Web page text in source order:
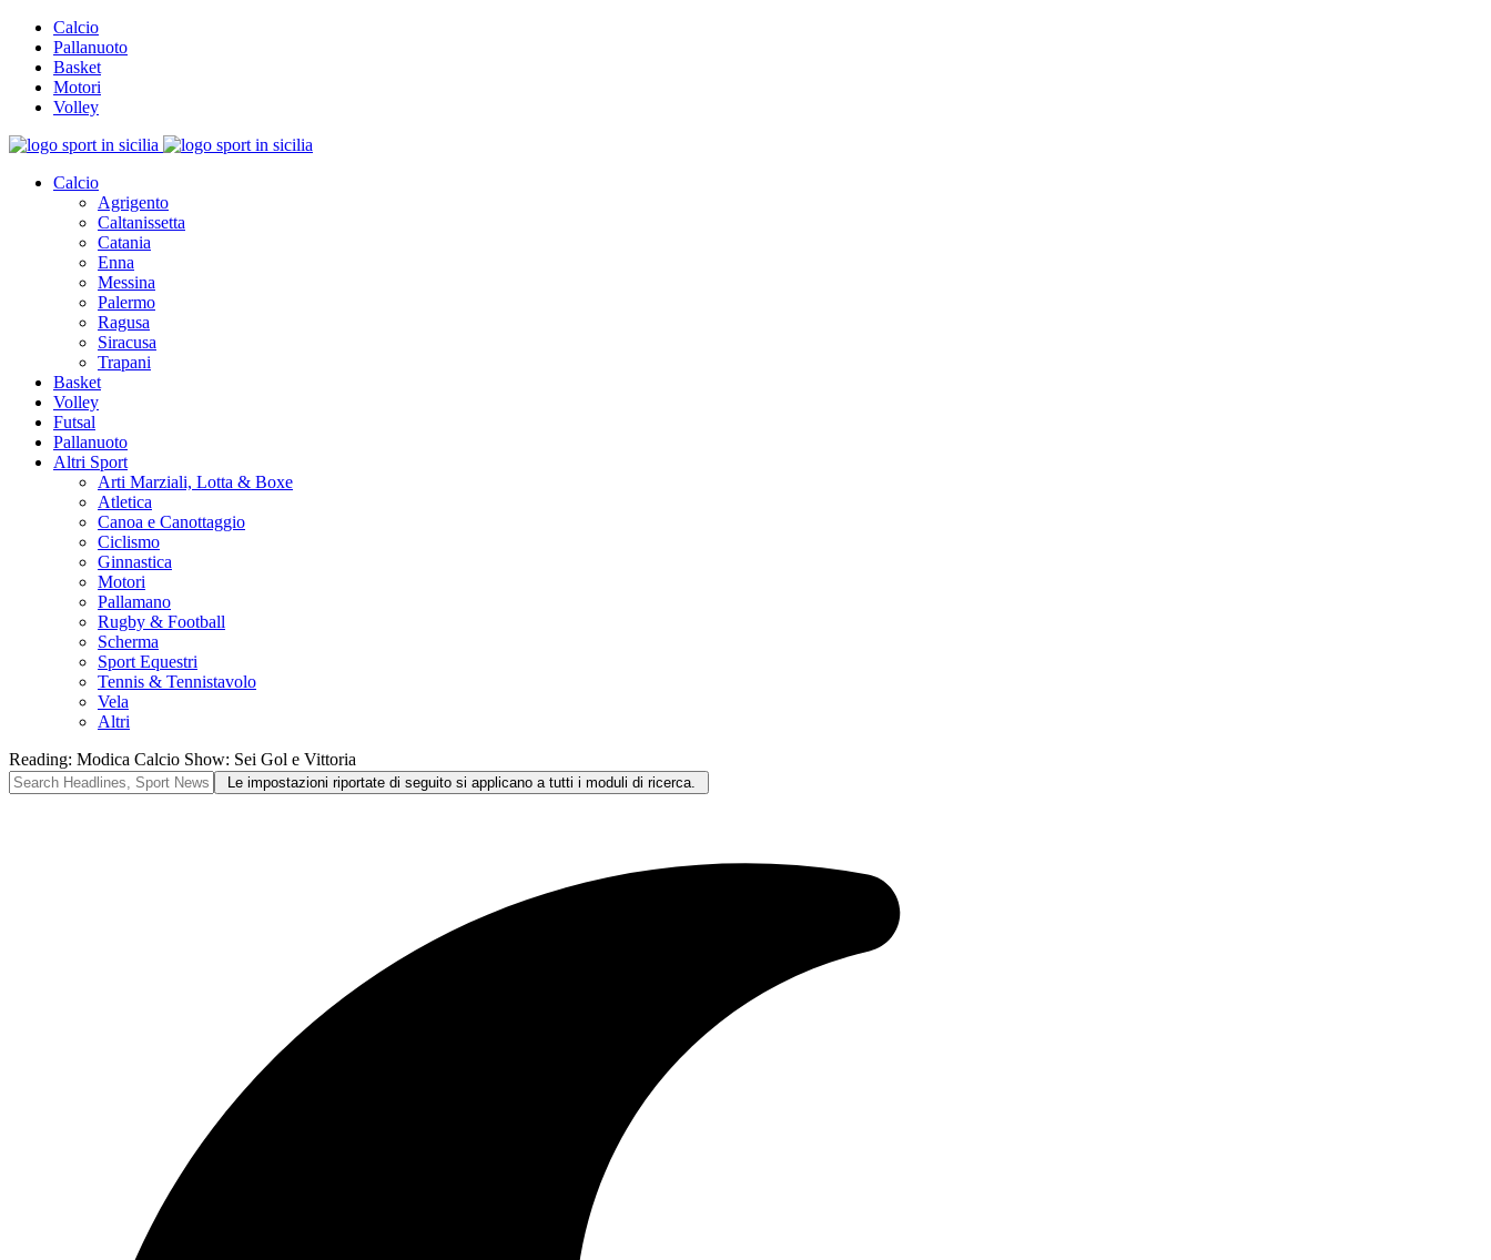
Calcio
Pallanuoto
Basket
Motori
Volley
Calcio
Agrigento
Caltanissetta
Catania
Enna
Messina
Palermo
Ragusa
Siracusa
Trapani
Basket
Volley
Futsal
Pallanuoto
Altri Sport
Arti Marziali, Lotta & Boxe
Atletica
Canoa e Canottaggio
Ciclismo
Ginnastica
Motori
Pallamano
Rugby & Football
Scherma
Sport Equestri
Tennis & Tennistavolo
Vela
Altri
Reading: Modica Calcio Show: Sei Gol e Vittoria